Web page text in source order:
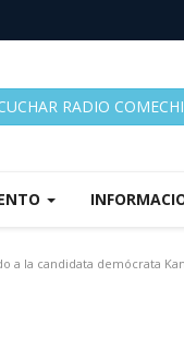
RADIO
a la candidata demócrata